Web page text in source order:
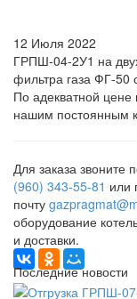
12 Июля 2022
ГРПШ-04-2У1 на
фильтра газа ФГ-50
По адекватной цене
нашим постоянным
Для заказа звоните
(960) 343-55-81 или
почту
оборудование
и доставки.
Последние новости